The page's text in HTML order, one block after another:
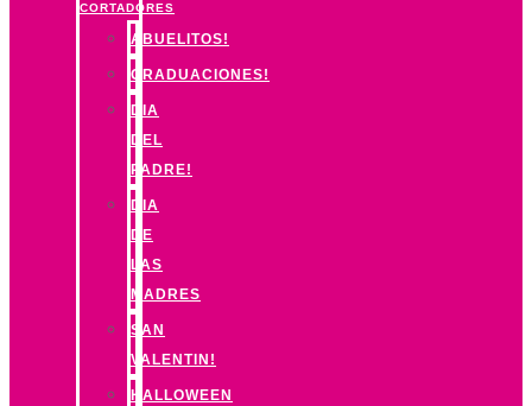
CORTADORES
ABUELITOS!
GRADUACIONES!
DIA
DEL
PADRE!
DIA
DE
LAS
MADRES
SAN
VALENTIN!
HALLOWEEN